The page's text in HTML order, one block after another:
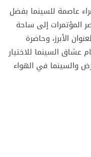
عاصمة للسينما بفضل
المؤتمرات إلى ساحة
الأبرز، وحاضرة
عشاق السينما للاختيار
والسينما في الهواء